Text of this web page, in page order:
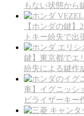
もない状態から
【ホンダの鍵
トキー紛失で出
鍵】東京都でエ
紛失による鍵作
車】イグニッシ
ビライザーキー